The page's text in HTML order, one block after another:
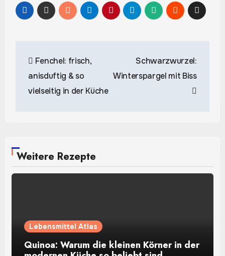
Fenchel: frisch,
anisduftig & so
vielseitig in der Küche
Schwarzwurzel:
Winterspargel mit Biss
Weitere Rezepte
Lebensmittel Atlas
Quinoa: Warum die kleinen Körner in der